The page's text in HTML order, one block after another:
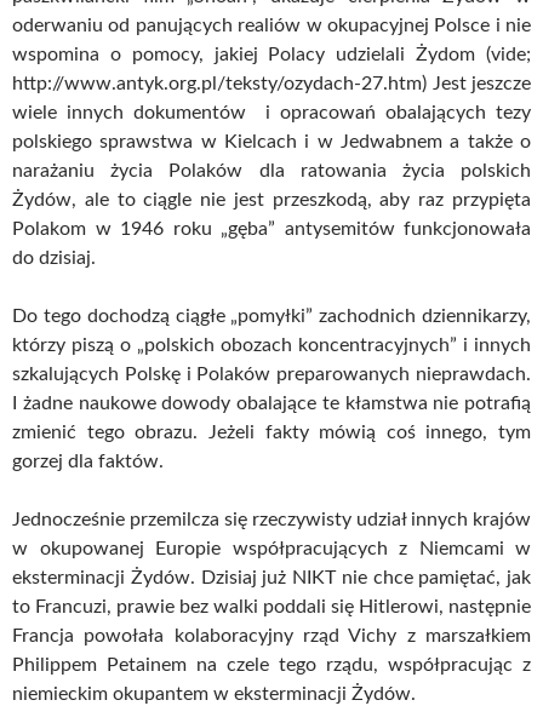
oderwaniu od panujących realiów w okupacyjnej Polsce i nie
wspomina o pomocy, jakiej Polacy udzielali Żydom (vide;
http://www.antyk.org.pl/teksty/ozydach-27.htm) Jest jeszcze
wiele innych dokumentów i opracowań obalających tezy
polskiego sprawstwa w Kielcach i w Jedwabnem a także o
narażaniu życia Polaków dla ratowania życia polskich
Żydów, ale to ciągle nie jest przeszkodą, aby raz przypięta
Polakom w 1946 roku „gęba” antysemitów funkcjonowała
do dzisiaj.
Do tego dochodzą ciągłe „pomyłki” zachodnich dziennikarzy,
którzy piszą o „polskich obozach koncentracyjnych” i innych
szkalujących Polskę i Polaków preparowanych nieprawdach.
I żadne naukowe dowody obalające te kłamstwa nie potrafią
zmienić tego obrazu. Jeżeli fakty mówią coś innego, tym
gorzej dla faktów.
Jednocześnie przemilcza się rzeczywisty udział innych krajów
w okupowanej Europie współpracujących z Niemcami w
eksterminacji Żydów. Dzisiaj już NIKT nie chce pamiętać, jak
to Francuzi, prawie bez walki poddali się Hitlerowi, następnie
Francja powołała kolaboracyjny rząd Vichy z marszałkiem
Philippem Petainem na czele tego rządu, współpracując z
niemieckim okupantem w eksterminacji Żydów.